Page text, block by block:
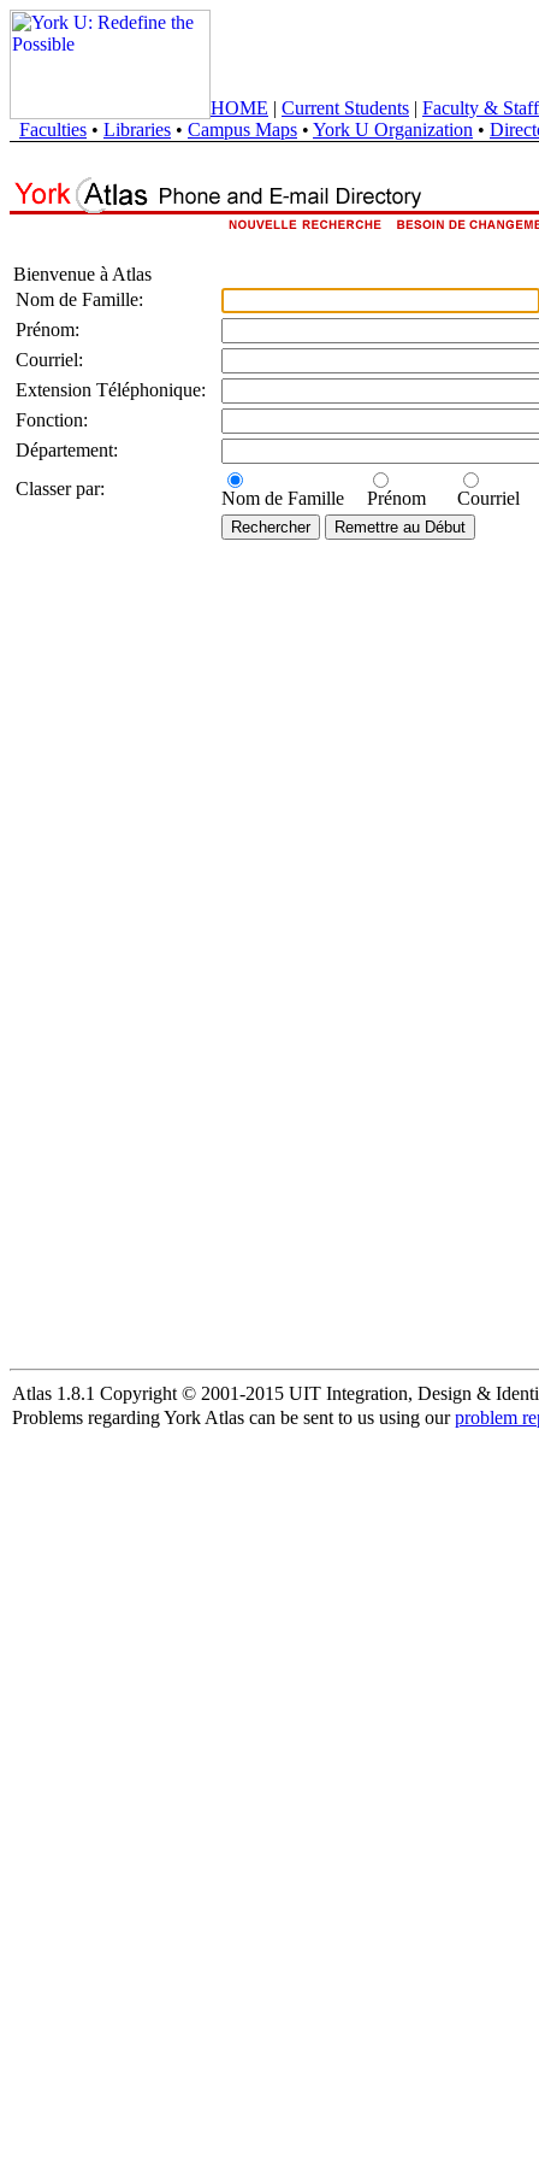
HOME | Current Students | Faculty & Staff
Faculties • Libraries • Campus Maps • York U Organization •
Bienvenue à Atlas
Nom de Famille:
Prénom:
Courriel:
Extension Téléphonique:
Fonction:
Département:
Classer par:
Nom de Famille Prénom Courriel
Atlas 1.8.1 Copyright © 2001-2015 UIT Integration, Design &
Problems regarding York Atlas can be sent to us using ourproblem